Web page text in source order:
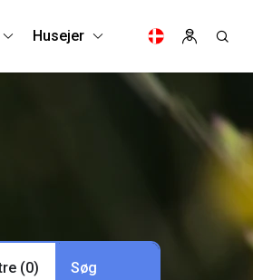
Husejer
(0)